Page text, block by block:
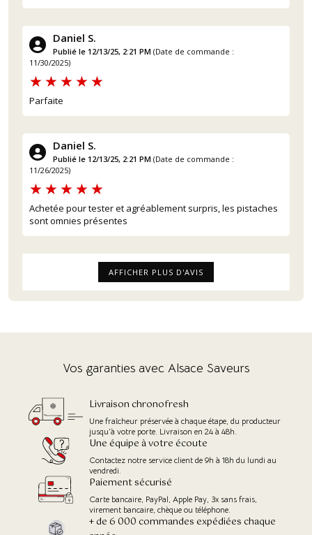
Daniel S.
Publié le 12/13/25, 2:21 PM (Date de commande :
11/30/2025)
Parfaite
Daniel S.
Publié le 12/13/25, 2:21 PM (Date de commande :
11/26/2025)
Achetée pour tester et agréablement surpris, les pistaches
sont omnies présentes
AFFICHER PLUS D'AVIS
Vos garanties avec Alsace Saveurs
Livraison chronofresh
Une fraîcheur préservée à chaque étape, du producteur
jusqu'à votre porte. Livraison en 24 à 48h.
Une équipe à votre écoute
Contactez notre service client de 9h à 18h du lundi au
vendredi.
Paiement sécurisé
Carte bancaire, PayPal, Apple Pay, 3x sans frais,
virement bancaire, chèque ou téléphone.
+ de 6 000 commandes expédiées chaque